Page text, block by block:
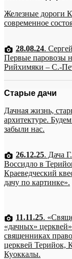
Железные дороги
современное
28.08.24.
Первые паровозы
Рийхимяки – С.-
Старые дачи
Дачная жизнь,
архитектуре.
забыли нас.
26.12.25. Дача
Воссидло в
Краеведческий
дачу по картинке».
11.11.25.
«дачных»
священниках
церквей Терийок,
Куоккалы.